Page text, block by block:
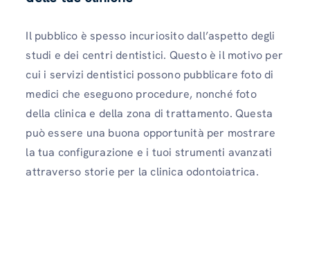
Il pubblico è spesso incuriosito dall’aspetto degli
studi e dei centri dentistici. Questo è il motivo per
cui i servizi dentistici possono pubblicare foto di
medici che eseguono procedure, nonché foto
della clinica e della zona di trattamento. Questa
può essere una buona opportunità per mostrare
la tua configurazione e i tuoi strumenti avanzati
attraverso storie per la clinica odontoiatrica.